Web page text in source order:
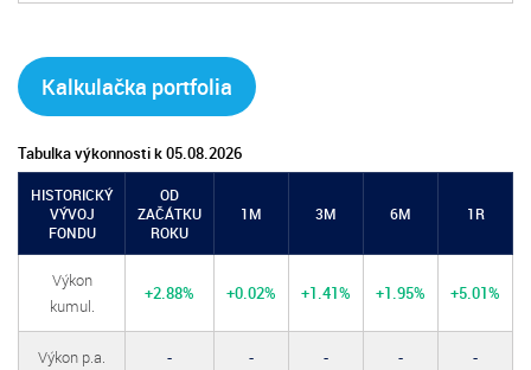
Kalkulačka portfolia
Tabulka výkonnosti k 05.08.2026
HISTORICKÝ
VÝVOJ
FONDU
OD
ZAČÁTKU
ROKU
1M 3M 6M 1R
Výkon
kumul.
+2.88% +0.02% +1.41% +1.95% +5.01%
Výkon p.a. - - - - -